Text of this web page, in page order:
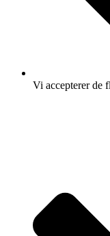
Vi accepterer de